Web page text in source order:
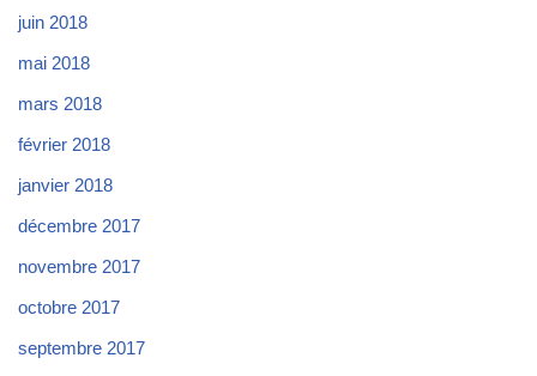
juin 2018
mai 2018
mars 2018
février 2018
janvier 2018
décembre 2017
novembre 2017
octobre 2017
septembre 2017